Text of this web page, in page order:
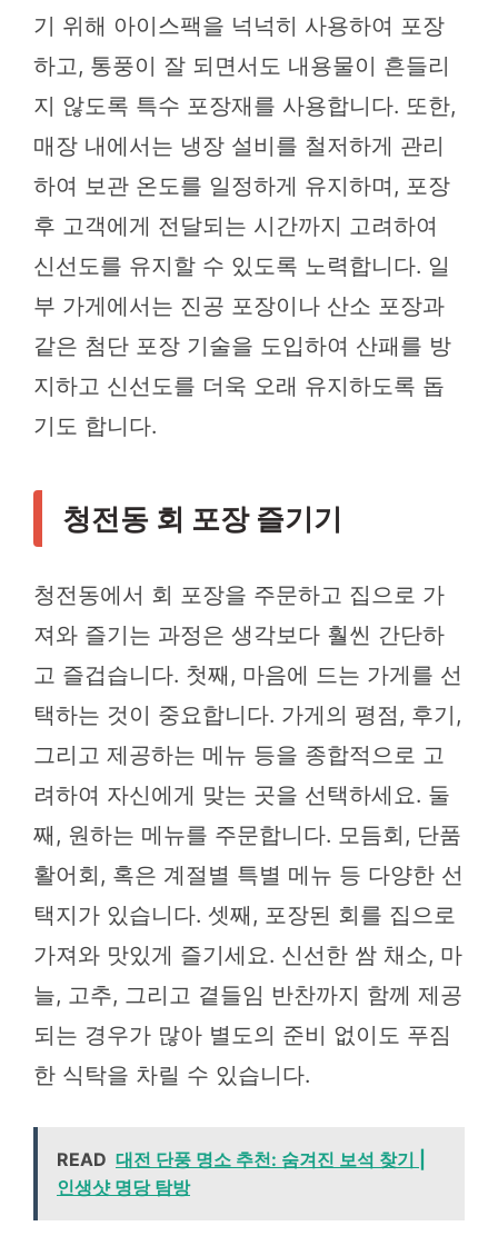
기 위해 아이스팩을 넉넉히 사용하여 포장
하고, 통풍이 잘 되면서도 내용물이 흔들리
지 않도록 특수 포장재를 사용합니다. 또한,
매장 내에서는 냉장 설비를 철저하게 관리
하여 보관 온도를 일정하게 유지하며, 포장
후 고객에게 전달되는 시간까지 고려하여
신선도를 유지할 수 있도록 노력합니다. 일
부 가게에서는 진공 포장이나 산소 포장과
같은 첨단 포장 기술을 도입하여 산패를 방
지하고 신선도를 더욱 오래 유지하도록 돕
기도 합니다.
청전동 회 포장 즐기기
청전동에서 회 포장을 주문하고 집으로 가
져와 즐기는 과정은 생각보다 훨씬 간단하
고 즐겁습니다. 첫째, 마음에 드는 가게를 선
택하는 것이 중요합니다. 가게의 평점, 후기,
그리고 제공하는 메뉴 등을 종합적으로 고
려하여 자신에게 맞는 곳을 선택하세요. 둘
째, 원하는 메뉴를 주문합니다. 모듬회, 단품
활어회, 혹은 계절별 특별 메뉴 등 다양한 선
택지가 있습니다. 셋째, 포장된 회를 집으로
가져와 맛있게 즐기세요. 신선한 쌈 채소, 마
늘, 고추, 그리고 곁들임 반찬까지 함께 제공
되는 경우가 많아 별도의 준비 없이도 푸짐
한 식탁을 차릴 수 있습니다.
READ 대전 단풍 명소 추천: 숨겨진 보석 찾기 |
인생샷 명당 탐방